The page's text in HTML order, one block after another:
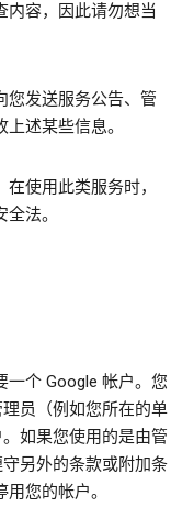
内容，因此请勿想当
您发送服务公告、管
述某些信息。
使用此类服务时，
法。
一个 Google 帐户。您
员（例如您所在的单
如果您使用的是由管
另外的条款或附加条
您的帐户。